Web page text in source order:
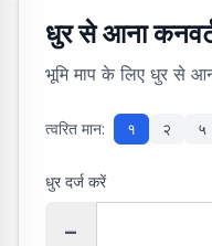
धुर से आना
भूमि माप के लिए धुर से
त्वरित मान: १ २ ५
धुर दर्ज करें
−